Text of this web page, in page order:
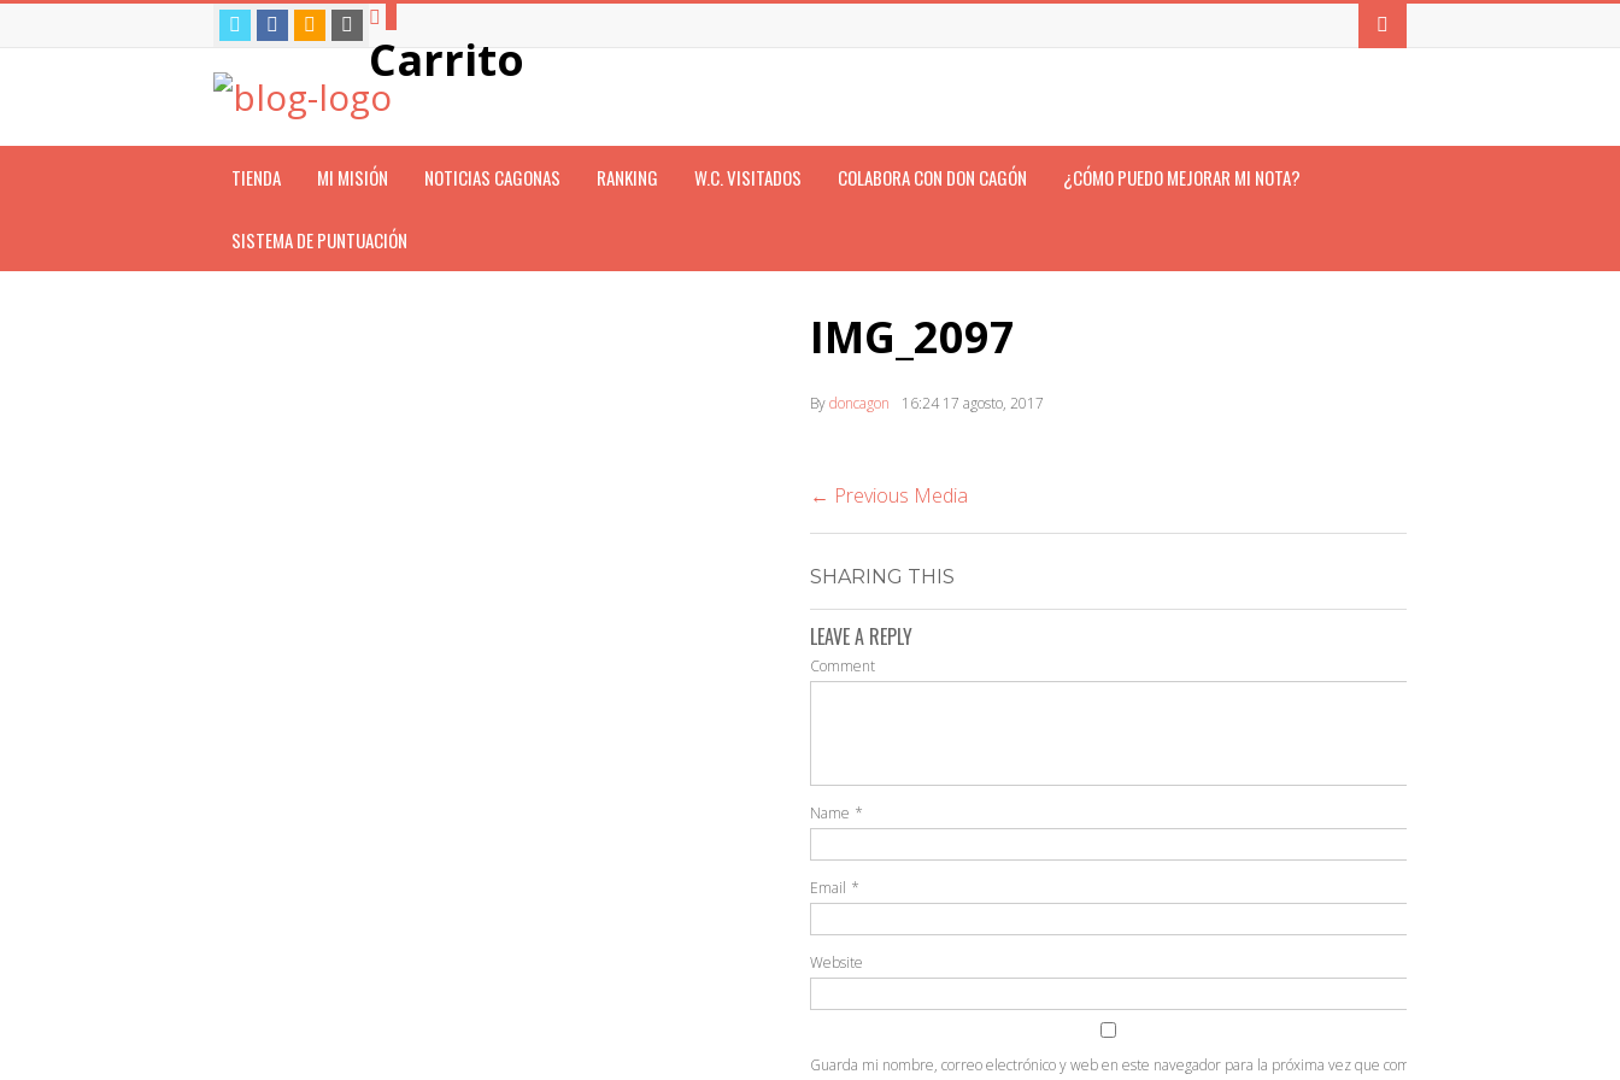
Carrito
TIENDA MI MISIÓN NOTICIAS CAGONAS RANKING W.C. VISITADOS COLABORA CON DON CAGÓN ¿CÓMO PUEDO MEJORAR MI NOTA?
SISTEMA DE PUNTUACIÓN
IMG_2097
Bydoncagon 16:24 17 agosto, 2017
← Previous Media
SHARING THIS
LEAVE A REPLY
Comment
Name *
Email *
Website
Guarda mi nombre, correo electrónico y web en este navegador para la próxima vez que comente.